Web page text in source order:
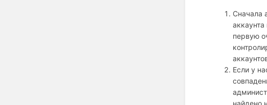
Сначала
первую
Если у